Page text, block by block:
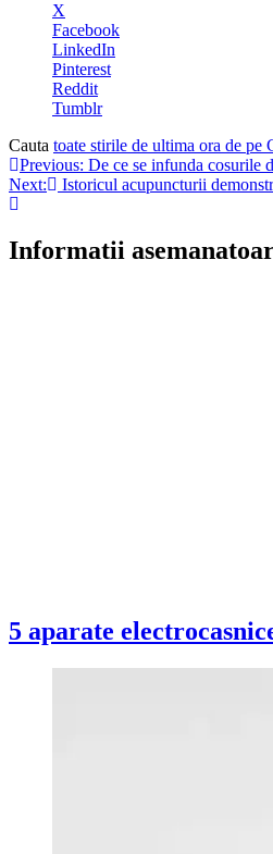
X
Facebook
LinkedIn
Pinterest
Reddit
Tumblr
Cauta toate stirile de ultima ora de pe
Navigare
în
Previous: De ce se infunda cosurile
Next:
Istoricul acupuncturii
Informatii
5 aparate